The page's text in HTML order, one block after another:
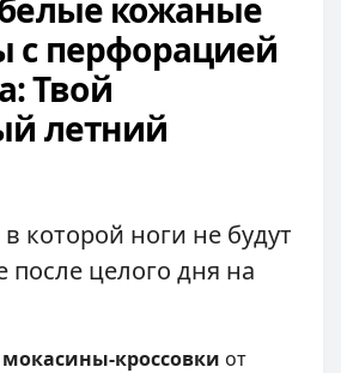
кожаные
с перфорацией
Твой
летний
которой ноги не будут
после целого дня на
кроссовки от